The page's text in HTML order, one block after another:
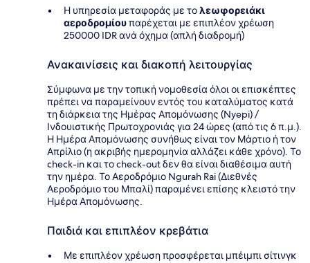
Η υπηρεσία μεταφοράς με τολεωφορειάκι
αεροδρομίουπαρέχεται με επιπλέον χρέωση
250000 IDR ανά όχημα (απλή διαδρομή)
Ανακαινίσεις και διακοπή λειτουργίας
Σύμφωνα με την τοπική νομοθεσία όλοι οι επισκέπτες
πρέπει να παραμείνουν εντός του καταλύματος κατά
τη διάρκεια της Ημέρας Απομόνωσης (Nyepi) /
Ινδουιστικής Πρωτοχρονιάς για 24 ώρες (από τις 6 π.μ.).
Η Ημέρα Απομόνωσης συνήθως είναι τον Μάρτιο ή τον
Απρίλιο (η ακριβής ημερομηνία αλλάζει κάθε χρόνο). Το
check-in και το check-out δεν θα είναι διαθέσιμα αυτή
την ημέρα. Το Αεροδρόμιο Ngurah Rai (Διεθνές
Αεροδρόμιο του Μπαλί) παραμένει επίσης κλειστό την
Ημέρα Απομόνωσης.
Παιδιά και επιπλέον κρεβάτια
Με επιπλέον χρέωση προσφέρεται μπέιμπι σίτινγκ